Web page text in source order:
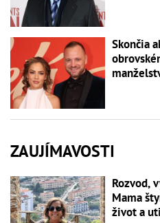
Skončia
ZAUJÍMAVOSTI
Rozvod,
Mama
život a